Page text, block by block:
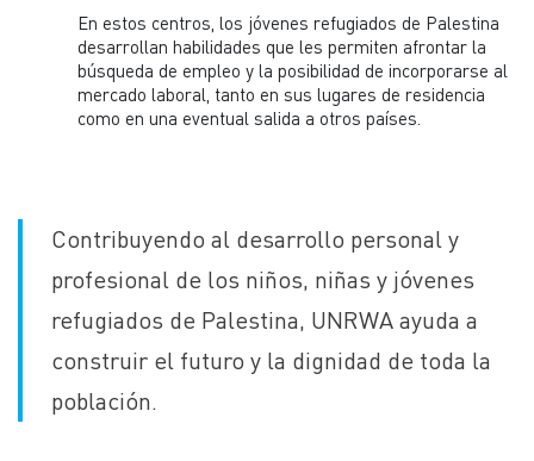
En estos centros, los jóvenes refugiados de Palestina
desarrollan habilidades que les permiten afrontar la
búsqueda de empleo y la posibilidad de incorporarse al
mercado laboral, tanto en sus lugares de residencia
como en una eventual salida a otros países.
Contribuyendo al desarrollo personal y
profesional de los niños, niñas y jóvenes
refugiados de Palestina, UNRWA ayuda a
construir el futuro y la dignidad de toda la
población.